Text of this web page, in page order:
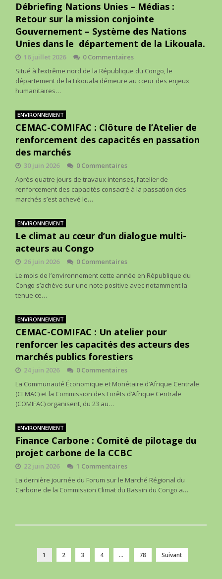
Débriefing Nations Unies – Médias :
Retour sur la mission conjointe
Gouvernement – Système des Nations
Unies dans le département de la Likouala.
16 juillet 2026
0 Commentaires
Situé à l’extrême nord de la République du Congo, le
département de la Likouala démeure au cœur des enjeux
humanitaires…
ENVIRONNEMENT
CEMAC-COMIFAC : Clôture de l’Atelier de
renforcement des capacités en passation
des marchés
30 juin 2026
0 Commentaires
Après quatre jours de travaux intenses, l’atelier de
renforcement des capacités consacré à la passation des
marchés s’est achevé le…
ENVIRONNEMENT
Le climat au cœur d’un dialogue multi-
acteurs au Congo
26 juin 2026
0 Commentaires
Le mois de l’environnement cette année en République du
Congo s’achève sur une note positive avec notamment la
tenue ce…
ENVIRONNEMENT
CEMAC-COMIFAC : Un atelier pour
renforcer les capacités des acteurs des
marchés publics forestiers
24 juin 2026
0 Commentaires
La Communauté Économique et Monétaire d’Afrique Centrale
(CEMAC) et la Commission des Forêts d’Afrique Centrale
(COMIFAC) organisent, du 23 au…
ENVIRONNEMENT
Finance Carbone : Comité de pilotage du
projet carbone de la CCBC
22 juin 2026
1 Commentaires
La dernière journée du Forum sur le Marché Régional du
Carbone de la Commission Climat du Bassin du Congo a…
1 2 3 4 … 78 Suivant